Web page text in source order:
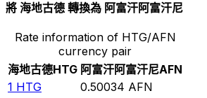
將 海地古德 轉換為 阿富汗阿富汗尼
Rate information of HTG/AFN
currency pair
海地古德HTG 阿富汗阿富汗尼AFN
1 HTG 0.50034 AFN